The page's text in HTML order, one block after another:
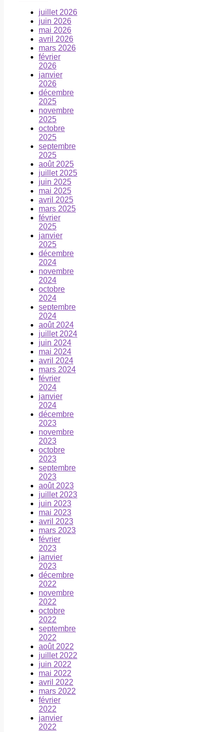
juillet 2026
juin 2026
mai 2026
avril 2026
mars 2026
février
2026
janvier
2026
décembre
2025
novembre
2025
octobre
2025
septembre
2025
août 2025
juillet 2025
juin 2025
mai 2025
avril 2025
mars 2025
février
2025
janvier
2025
décembre
2024
novembre
2024
octobre
2024
septembre
2024
août 2024
juillet 2024
juin 2024
mai 2024
avril 2024
mars 2024
février
2024
janvier
2024
décembre
2023
novembre
2023
octobre
2023
septembre
2023
août 2023
juillet 2023
juin 2023
mai 2023
avril 2023
mars 2023
février
2023
janvier
2023
décembre
2022
novembre
2022
octobre
2022
septembre
2022
août 2022
juillet 2022
juin 2022
mai 2022
avril 2022
mars 2022
février
2022
janvier
2022